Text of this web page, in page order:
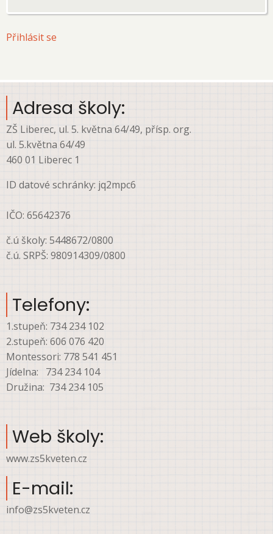
User
menu
Přihlásit se
Adresa školy:
ZŠ Liberec, ul. 5. května 64/49, přísp. org.
ul. 5.května 64/49
460 01 Liberec 1
ID datové schránky: jq2mpc6
IČO: 65642376
č.ú školy: 5448672/0800
č.ú. SRPŠ: 980914309/0800
Telefony:
1.stupeň: 734 234 102
2.stupeň: 606 076 420
Montessori: 778 541 451
Jídelna: 734 234 104
Družina: 734 234 105
Web školy:
www.zs5kveten.cz
E-mail:
info@zs5kveten.cz